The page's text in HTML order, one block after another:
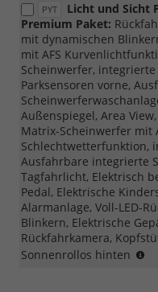
PTB/
möglich,
nicht
mit
Loft,
Liftback/
möglich)
PYT
Licht und Sicht
Premium Paket:
mit dynamischen
mit AFS
Scheinwerfer,
Parksensoren vorne,
Außenspiegel, Area
Matrix-Scheinwerfer mit
Schlechtwetterfunktion,
Ausfahrbare integrierte
Tagfahrlicht, Elektrisch
Pedal, Elektrische
Alarmanlage, Voll-LED-
Blinkern, Elektrische
Rückfahrkamera,
Sonnenrollos hinten